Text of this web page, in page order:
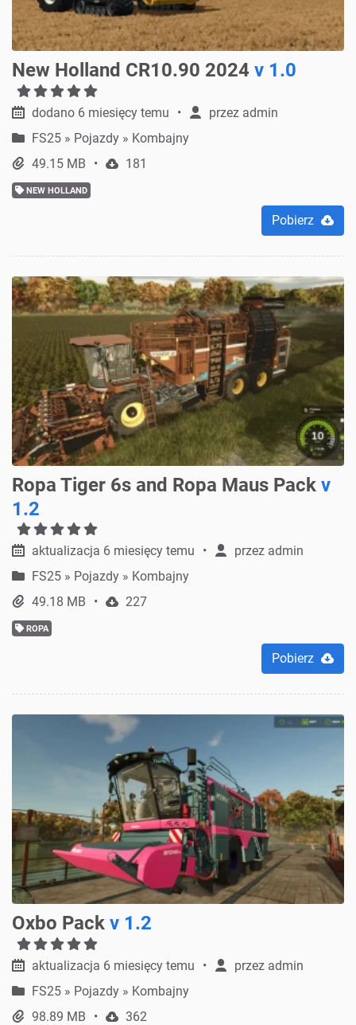
New Holland CR10.90 2024 v 1.0
dodano 6 miesięcy temu przez admin
FS25 » Pojazdy » Kombajny
49.15 MB
181
NEW HOLLAND
Pobierz
Ropa Tiger 6s and Ropa Maus Pack v
1.2
aktualizacja 6 miesięcy temu przez admin
FS25 » Pojazdy » Kombajny
49.18 MB
227
ROPA
Pobierz
Oxbo Pack v 1.2
aktualizacja 6 miesięcy temu przez admin
FS25 » Pojazdy » Kombajny
98.89 MB
362